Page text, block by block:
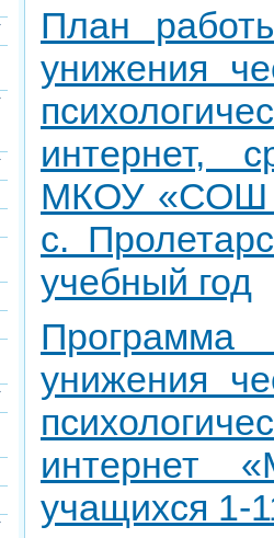
План
унижения
интернет,
МКОУ «СОШ
с.
учебный год
унижения
интернет
учащихся 1-